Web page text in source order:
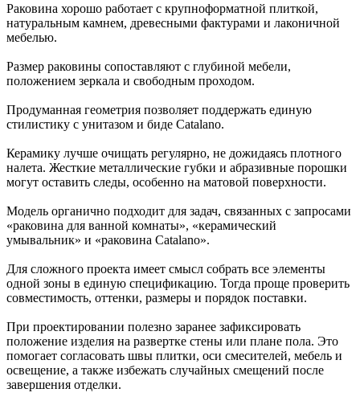
Раковина хорошо работает с крупноформатной плиткой,
натуральным камнем, древесными фактурами и лаконичной
мебелью.
Размер раковины сопоставляют с глубиной мебели,
положением зеркала и свободным проходом.
Продуманная геометрия позволяет поддержать единую
стилистику с унитазом и биде Catalano.
Керамику лучше очищать регулярно, не дожидаясь плотного
налета. Жесткие металлические губки и абразивные порошки
могут оставить следы, особенно на матовой поверхности.
Модель органично подходит для задач, связанных с запросами
«раковина для ванной комнаты», «керамический
умывальник» и «раковина Catalano».
Для сложного проекта имеет смысл собрать все элементы
одной зоны в единую спецификацию. Тогда проще проверить
совместимость, оттенки, размеры и порядок поставки.
При проектировании полезно заранее зафиксировать
положение изделия на развертке стены или плане пола. Это
помогает согласовать швы плитки, оси смесителей, мебель и
освещение, а также избежать случайных смещений после
завершения отделки.